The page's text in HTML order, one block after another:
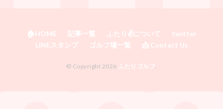
🏠HOME 記事一覧 ふたり✌️について
twitter
LINEスタンプ
ゴルフ場一覧 📩 Contact Us
© Copyright 2026 ふたりゴルフ